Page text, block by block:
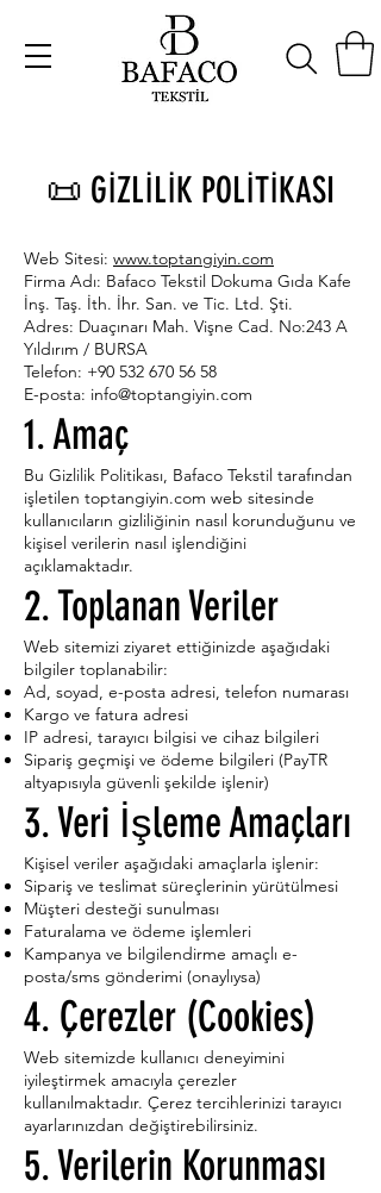
📜 GİZLİLİK POLİTİKASI
Web Sitesi: www.toptangiyin.com
Firma Adı: Bafaco Tekstil Dokuma Gıda Kafe
İnş. Taş. İth. İhr. San. ve Tic. Ltd. Şti.
Adres: Duaçınarı Mah. Vişne Cad. No:243 A
Yıldırım / BURSA
Telefon: +90 532 670 56 58
E-posta: info@toptangiyin.com
1. Amaç
Bu Gizlilik Politikası, Bafaco Tekstil tarafından
işletilen toptangiyin.com web sitesinde
kullanıcıların gizliliğinin nasıl korunduğunu ve
kişisel verilerin nasıl işlendiğini
açıklamaktadır.
2. Toplanan Veriler
Web sitemizi ziyaret ettiğinizde aşağıdaki
bilgiler toplanabilir:
Ad, soyad, e-posta adresi, telefon numarası
Kargo ve fatura adresi
IP adresi, tarayıcı bilgisi ve cihaz bilgileri
Sipariş geçmişi ve ödeme bilgileri (PayTR
altyapısıyla güvenli şekilde işlenir)
3. Veri İşleme Amaçları
Kişisel veriler aşağıdaki amaçlarla işlenir:
Sipariş ve teslimat süreçlerinin yürütülmesi
Müşteri desteği sunulması
Faturalama ve ödeme işlemleri
Kampanya ve bilgilendirme amaçlı e-
posta/sms gönderimi (onaylıysa)
4. Çerezler (Cookies)
Web sitemizde kullanıcı deneyimini
iyileştirmek amacıyla çerezler
kullanılmaktadır. Çerez tercihlerinizi tarayıcı
ayarlarınızdan değiştirebilirsiniz.
5. Verilerin Korunması